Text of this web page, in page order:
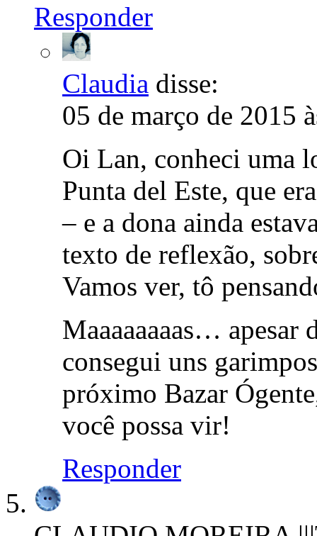
Responder
Claudia disse:
05 de março de 2015
Oi Lan, conheci uma
Punta del Este, que
– e a dona ainda
texto de reflexão,
Vamos ver, tô
Maaaaaaaas… apesar
consegui uns
próximo Bazar
você possa vir!
Responder